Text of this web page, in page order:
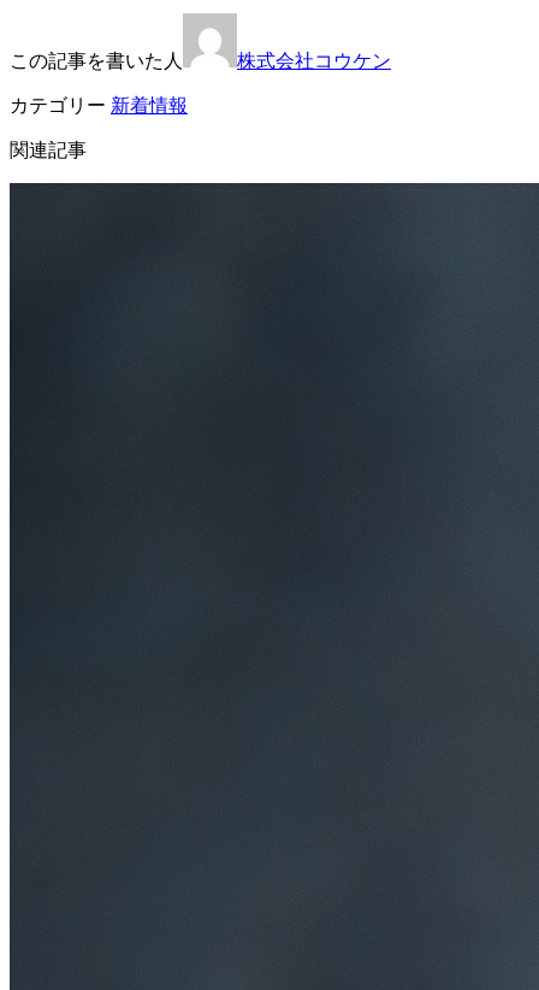
この記事を書いた人 株式会社コウケン
カテゴリー 新着情報
関連記事